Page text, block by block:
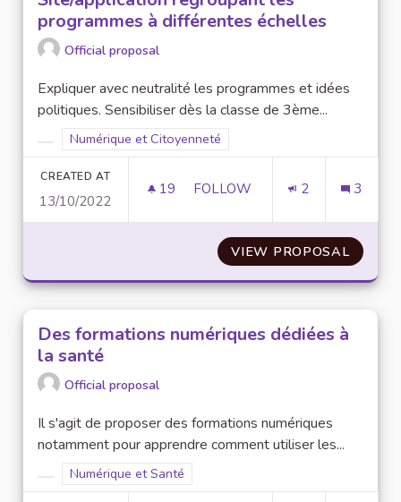
programmes à différentes échelles
Official proposal
Expliquer avec neutralité les programmes et idées
politiques. Sensibiliser dès la classe de 3ème...
Filter results for category:
Filter results for scope: Numérique et Citoyenneté
Numérique et Citoyenneté
CREATED AT
13/10/2022
19 19 FOLLOWERS
FOLLOW 2 3
VIEW PROPOSALSITE/
Des formations numériques dédiées à
la santé
Official proposal
Il s'agit de proposer des formations numériques
notamment pour apprendre comment utiliser les...
Filter results for category:
Filter results for scope: Numérique et Santé
Numérique et Santé